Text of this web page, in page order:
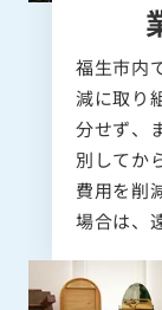
福生市内
減に取り
分せず、
別してか
費用を削
場合は、